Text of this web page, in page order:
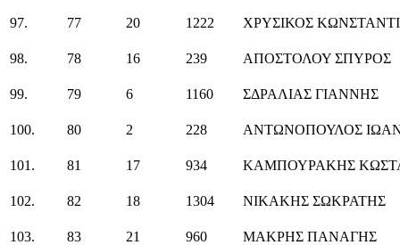
97. 77 20 1222 ΧΡΥΣΙΚΟΣ
98. 78 16 239 ΑΠΟΣΤΟΛΟΥ ΣΠΥΡΟΣ
99. 79 6 1160 ΣΔΡΑΛΙΑΣ ΓΙΑΝΝΗΣ
100. 80 2 228 ΑΝΤΩΝΟΠΟΥΛΟΣ
101. 81 17 934 ΚΑΜΠΟΥΡΑΚΗΣ
102. 82 18 1304 ΝΙΚΑΚΗΣ ΣΩΚΡΑΤΗΣ
103. 83 21 960 ΜΑΚΡΗΣ ΠΑΝΑΓΗΣ